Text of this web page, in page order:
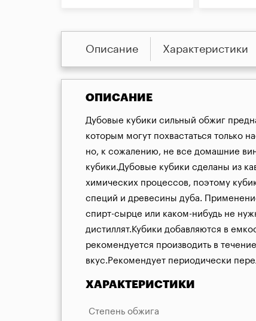
Описание Характеристики
ОПИСАНИЕ
Дубовые кубики сильный обжиг
которым могут похвастаться только
но, к сожалению, не все домашние
кубики.Дубовые кубики сделаны из
химических процессов, поэтому
специй и древесины дуба.
спирт-сырце или каком-нибудь не
дистиллят.Кубики добавляются в
рекомендуется производить в
вкус.Рекомендует периодически
ХАРАКТЕРИСТИКИ
Степень обжига